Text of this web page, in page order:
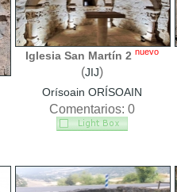
Iglesia San Martín 2 nuevo
(JIJ)
Orísoain ORÍSOAIN
Comentarios: 0